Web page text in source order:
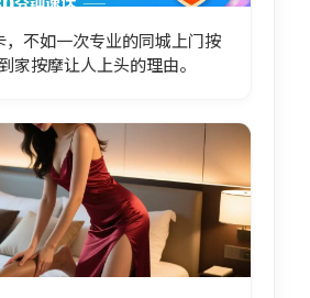
，不如一次专业的同城上门按
家按摩让人上头的理由。